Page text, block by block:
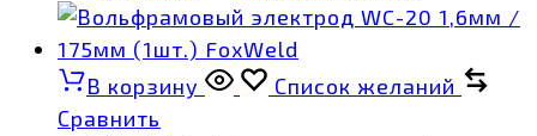
В корзину
Список желаний
Сравнить